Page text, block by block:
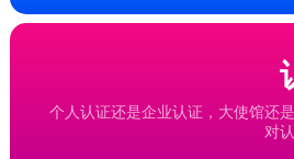
个人认证还是企业认证，大使馆还
对